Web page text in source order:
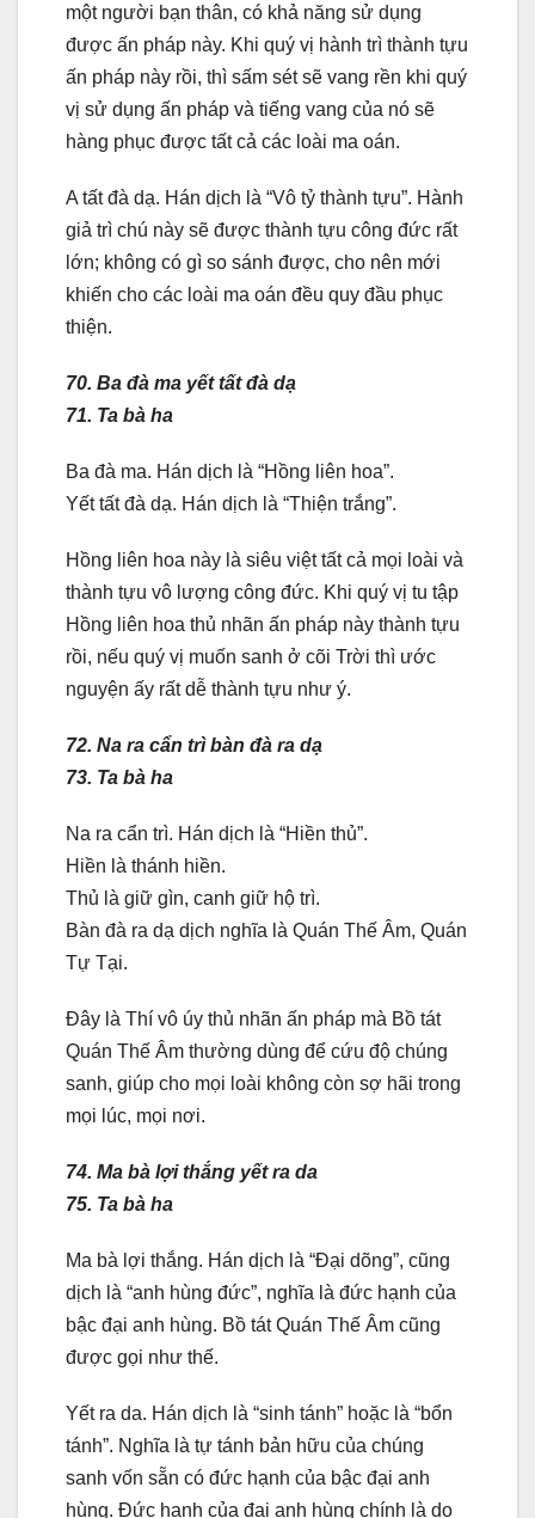
một người bạn thân, có khả năng sử dụng
được ấn pháp này. Khi quý vị hành trì thành tựu
ấn pháp này rồi, thì sấm sét sẽ vang rền khi quý
vị sử dụng ấn pháp và tiếng vang của nó sẽ
hàng phục được tất cả các loài ma oán.
A tất đà dạ. Hán dịch là “Vô tỷ thành tựu”. Hành
giả trì chú này sẽ được thành tựu công đức rất
lớn; không có gì so sánh được, cho nên mới
khiến cho các loài ma oán đều quy đầu phục
thiện.
70. Ba đà ma yết tất đà dạ
71. Ta bà ha
Ba đà ma. Hán dịch là “Hồng liên hoa”.
Yết tất đà dạ. Hán dịch là “Thiện trắng”.
Hồng liên hoa này là siêu việt tất cả mọi loài và
thành tựu vô lượng công đức. Khi quý vị tu tập
Hồng liên hoa thủ nhãn ấn pháp này thành tựu
rồi, nếu quý vị muốn sanh ở cõi Trời thì ước
nguyện ấy rất dễ thành tựu như ý.
72. Na ra cẩn trì bàn đà ra dạ
73. Ta bà ha
Na ra cẩn trì. Hán dịch là “Hiền thủ”.
Hiền là thánh hiền.
Thủ là giữ gìn, canh giữ hộ trì.
Bàn đà ra dạ dịch nghĩa là Quán Thế Âm, Quán
Tự Tại.
Đây là Thí vô úy thủ nhãn ấn pháp mà Bồ tát
Quán Thế Âm thường dùng để cứu độ chúng
sanh, giúp cho mọi loài không còn sợ hãi trong
mọi lúc, mọi nơi.
74. Ma bà lợi thắng yết ra da
75. Ta bà ha
Ma bà lợi thắng. Hán dịch là “Đại dõng”, cũng
dịch là “anh hùng đức”, nghĩa là đức hạnh của
bậc đại anh hùng. Bồ tát Quán Thế Âm cũng
được gọi như thế.
Yết ra da. Hán dịch là “sinh tánh” hoặc là “bổn
tánh”. Nghĩa là tự tánh bản hữu của chúng
sanh vốn sẵn có đức hạnh của bậc đại anh
hùng. Đức hạnh của đại anh hùng chính là do